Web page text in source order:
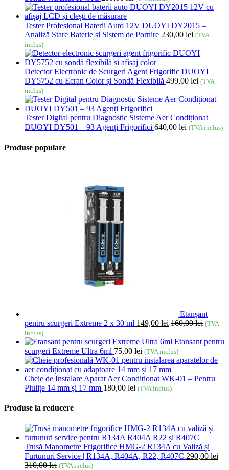
Tester Profesional Baterii Auto 12V DUOYI DY2015 –
Analiză Stare Baterie și Sistem de Pornire 230,00 lei (TVA
inclus)
Detector Electronic de Scurgeri Agent Frigorific DUOYI
DY5752 cu Ecran Color și Sondă Flexibilă 499,00 lei (TVA
inclus)
Tester Digital pentru Diagnostic Sisteme Aer Condiționat
DUOYI DY501 – 93 Agenți Frigorifici 640,00 lei (TVA inclus)
Produse populare
Etanșant
pentru scurgeri Extreme 2 x 30 ml 149,00 lei 160,00lei (TVA
inclus)
Etansant pentru
scurgeri Extreme Ultra 6ml 75,00 lei (TVA inclus)
Cheie de Instalare Aparat Aer Condiționat WK-01 – Pentru
Piulițe 14 mm și 17 mm 180,00 lei (TVA inclus)
Produse la reducere
Trusă Manometre Frigorifice HMG-2 R134A cu Valiză și
Furtunuri Service | R134A, R404A, R22, R407C 290,00 lei
310,00lei (TVA inclus)